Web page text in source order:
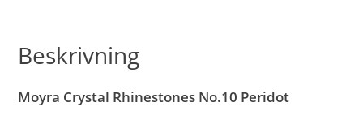
Beskrivning
Moyra Crystal Rhinestones No.10 Peridot